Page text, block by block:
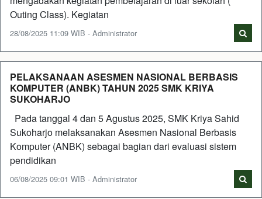
Outing Class). Kegiatan
28/08/2025 11:09 WIB - Administrator
PELAKSANAAN ASESMEN NASIONAL BERBASIS
KOMPUTER (ANBK) TAHUN 2025 SMK KRIYA
SUKOHARJO
Pada tanggal 4 dan 5 Agustus 2025, SMK Kriya Sahid
Sukoharjo melaksanakan Asesmen Nasional Berbasis
Komputer (ANBK) sebagai bagian dari evaluasi sistem
pendidikan
06/08/2025 09:01 WIB - Administrator